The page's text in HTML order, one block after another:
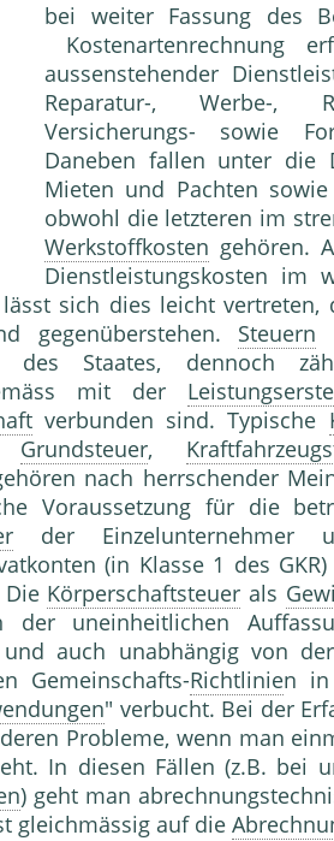
bei weiter Fassung des
Kostenartenrechnung
aussenstehender
Reparatur-, Werbe-,
Versicherungs- sowie
Daneben fallen unter
Mieten und Pachten
obwohl die letzteren im
Werkstoffkosten gehören.
Dienstleistungskosten im
sich dies leicht vertreten,
gegenüberstehen. Steuern
des Staates, dennoch
mit der
verbunden sind. Typische
Grundsteuer,
nach herrschender
Voraussetzung für die
der Einzelunternehmer
(in Klasse 1 des
Körperschaftsteuer als
der uneinheitlichen
und auch unabhängig von
Gemeinschafts-Richtlinien in
" verbucht. Bei der
Probleme, wenn man
In diesen Fällen (z.B. bei
) geht man
gleichmässig auf die